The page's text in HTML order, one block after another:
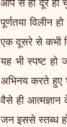
पूर्णतया विलीन
एक दूसरे से कभी
यह भी स्पष्ट हो
अभिनय करते हुए
वैसे ही आत्मज्ञान
जन इससे स्तब्ध